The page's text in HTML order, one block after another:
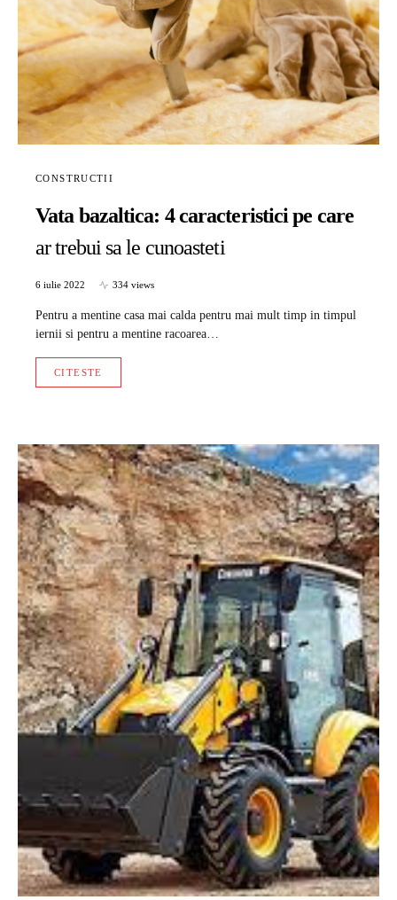
CONSTRUCTII
Vata bazaltica: 4 caracteristici pe care
ar trebui sa le cunoasteti
6 iulie 2022 334 views
Pentru a mentine casa mai calda pentru mai mult timp in timpul
iernii si pentru a mentine racoarea…
CITESTE